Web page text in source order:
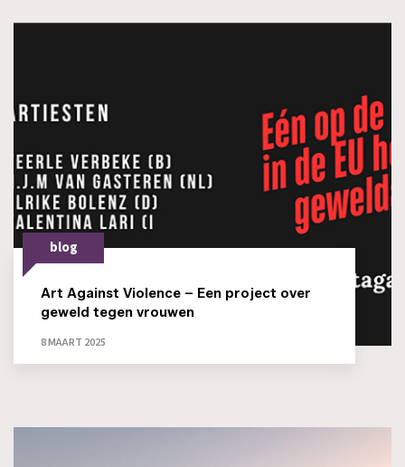
blog
Art Against Violence – Een project over
geweld tegen vrouwen
8 MAART 2025